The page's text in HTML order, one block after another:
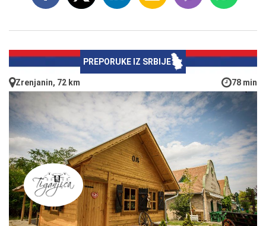
PREPORUKE IZ SRBIJE
Zrenjanin, 72 km 78 min